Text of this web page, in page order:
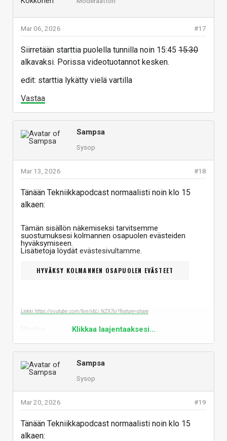
#17
Mar 06, 2026
Siirretään starttia puolella tunnilla noin 15:45 15:30
alkavaksi. Porissa videotuotannot kesken.
edit: starttia lykätty vielä vartilla
Vastaa
Sampsa
Sysop
#18
Mar 13, 2026
Tänään Tekniikkapodcast normaalisti noin klo 15
alkaen:
Tämän sisällön näkemiseksi tarvitsemme
suostumuksesi kolmannen osapuolen evästeiden
hyväksymiseen.
Lisätietoja löydät evästesivultamme
HYVÄKSY KOLMANNEN OSAPUOLEN EVÄSTEET
Linkki: https://youtube.com/live/ybLi_NZX7jo?feature=share
Klikkaa laajentaaksesi...
Sampsa
Sysop
#19
Mar 20, 2026
Tänään Tekniikkapodcast normaalisti noin klo 15
alkaen: